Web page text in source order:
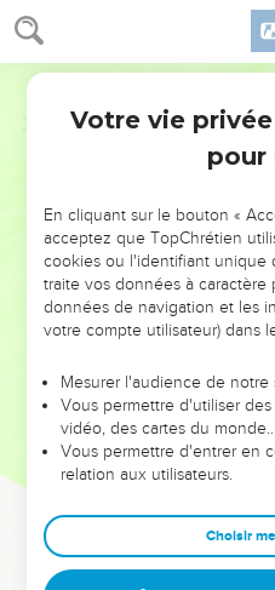
NE MANQUEZ
DE
ET SI LEURS ERREURS
leur foi ou leur vision. Mais on
et les saisons difficiles qu'ils
sont elles qui
Dans cette conférence,
clés pour avancer avec plus
deviennent vos tremplins.
équipe, un groupe ou une
37
Votre vie
pour
En cliquant sur le bouton «
acceptez que TopChrétien
cookies ou l'identifiant unique
traite vos données à caractère
données de navigation et les
votre compte utilisateur) dans
Mesurer l'audience de notre
Vous permettre d'utiliser
vidéo, des cartes du
Vous permettre d'entrer en
relation aux utilisateurs.
Choisir